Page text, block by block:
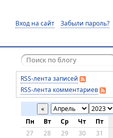
Вход на сайт Забыли пароль?
RSS-лента записей
RSS-лента комментариев
«
Пн
Вт Ср Чт Пт
27
28 29 30 31